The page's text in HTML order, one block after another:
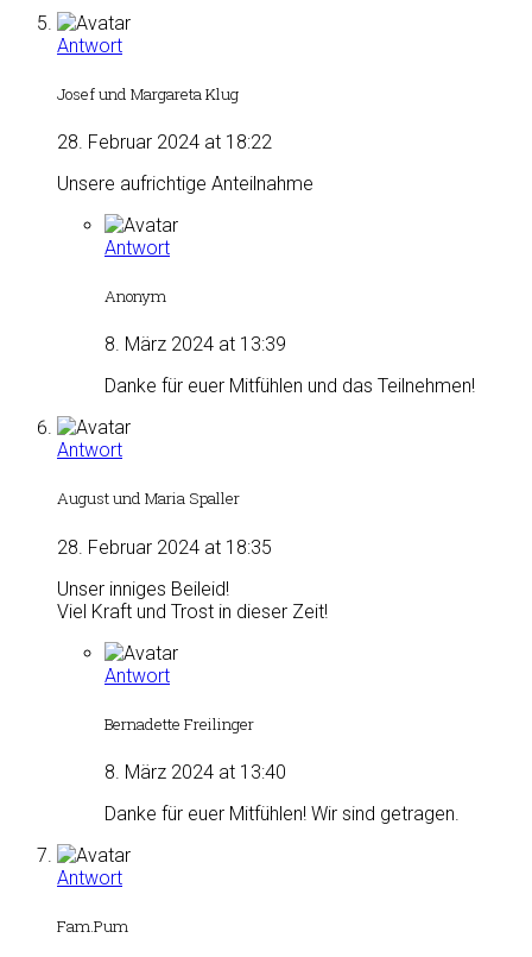
Antwort
Josef und Margareta Klug
28. Februar 2024 at 18:22
Unsere aufrichtige Anteilnahme
Antwort
Anonym
8. März 2024 at 13:39
Danke für euer Mitfühlen und das Teilnehmen!
Antwort
August und Maria Spaller
28. Februar 2024 at 18:35
Unser inniges Beileid!
Viel Kraft und Trost in dieser Zeit!
Antwort
Bernadette Freilinger
8. März 2024 at 13:40
Danke für euer Mitfühlen! Wir sind getragen.
Antwort
Fam.Pum